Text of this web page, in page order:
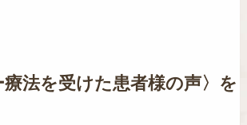
療法を受けた患者様の声〉を